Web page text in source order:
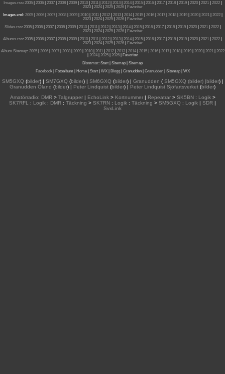
Images.rss: 2005| 2006| 2007| 2008| 2009| 2010| 2011| 2012| 2013| 2014| 2015| 2016| 2017| 2018| 2019| 2020| 2021| 2022|
2023| 2024| 2025| 2026|
Favoriter
Images.xml: 2005| 2006| 2007| 2008| 2009| 2010| 2011| 2012| 2013| 2014| 2015| 2016| 2017| 2018| 2019| 2020| 2021| 2022|
2023| 2024| 2025| 2026|
Favoriter
Slides.rss: 2005| 2006| 2007| 2008| 2009| 2010| 2011| 2012| 2013| 2014| 2015| 2016| 2017| 2018| 2019| 2020| 2021| 2022|
2023| 2024| 2025| 2026|
Favoriter
Albums.rss: 2005 2006 2007 2008 2009 2010 2011 2012 2013 2014 2015 2016 2017 2018 2019 2020 2021 2022
2023| 2024| 2025| 2026|
Favoriter
Album Sitemap: 2005| 2006| 2007| 2008| 2009| 2010| 2011| 2012| 2013| 2014| 2015 | 2016| 2017| 2018| 2019| 2020| 2021| 2022
2024| 2025| 2026|
Favoriter
Blommor: Start Sitemap
Sitemap
Facebook| Fotoalbum Home| Start| WX| Blogg| Granudden| Granudden| Sitemap| WX
SM5GXQ(bilder) | SM7GXQ(bilder) | SM6GXQ(bilder) | Granudden (SM5GXQ (bilder) |bilder) |
Granudden Öland (bilder) | Peter Lindquist (bilder) | Peter Lindquist Sjöfartsverket (bilder)
Amatörradio: DMR> Talgrupper| EchoLink> Kortnummer| Repeatrar> SK5BN: Logik>
SK7RFL
: Logik : DMR : Täckning > SK7RN : Logik : Täckning > SM5GXQ : Logik | SDR |
SvxLink